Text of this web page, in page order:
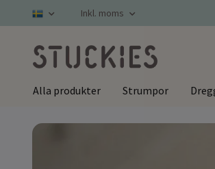
Inkl. moms
Alla produkter
Strumpor